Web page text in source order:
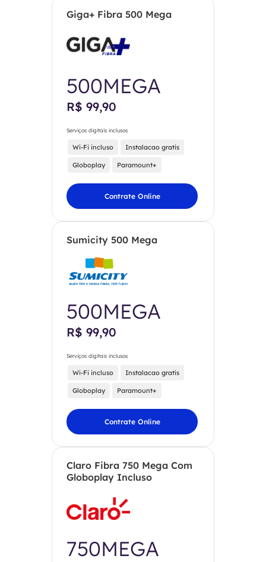
Giga+ Fibra 500 Mega
500MEGA
R$ 99,90
Serviços digitais inclusos
Wi-Fi incluso Instalacao gratis
Globoplay Paramount+
Contrate Online
Sumicity 500 Mega
500MEGA
R$ 99,90
Serviços digitais inclusos
Wi-Fi incluso Instalacao gratis
Globoplay Paramount+
Contrate Online
Claro Fibra 750 Mega Com
Globoplay Incluso
750MEGA